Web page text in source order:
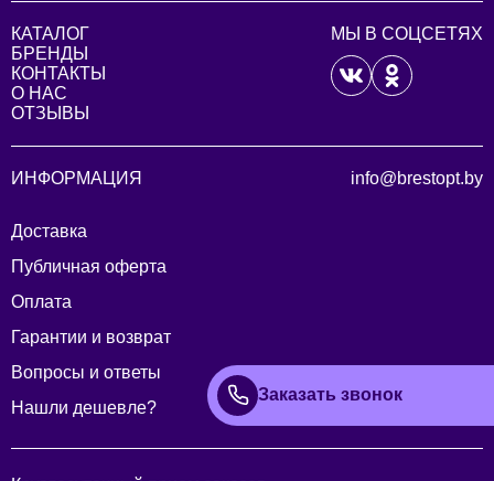
КАТАЛОГ
БРЕНДЫ
КОНТАКТЫ
О НАС
ОТЗЫВЫ
МЫ В СОЦСЕТЯХ
ИНФОРМАЦИЯ
Доставка
Публичная оферта
Оплата
Гарантии и возврат
Вопросы и ответы
Нашли дешевле?
info@brestopt.by
Заказать звонок